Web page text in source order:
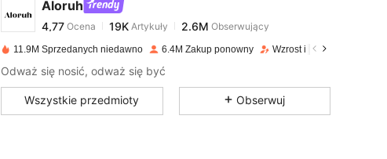
Aloruh
4,77 Ocena 19K
a***a zapłacono1 dzień temu
4,77 19K
11.9M Sprzedanych niedawno 6.4M Zakup ponowny Wzrost ilości
Odważ się nosić, odważ się być
Wszystkie przedmioty Obserwuj